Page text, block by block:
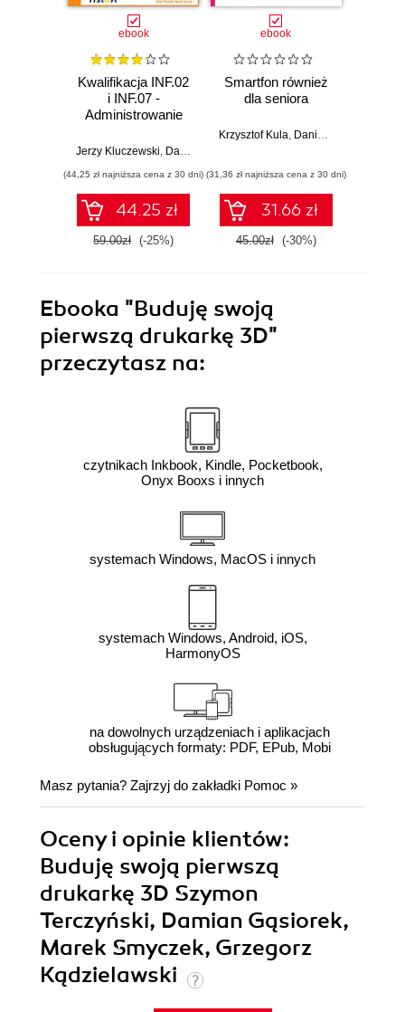
ebook
Kwalifikacja INF.02
i INF.07 -
Administrowanie
komputerowymi w
Packet Tracer w
przykładach i
ćwiczeniach Cz. I
Jerzy Kluczewski Damian Strojek
(44,25 zł najniższa cena z 30 dni)
44.25 zł
59.00zł (-25%)
ebook
Smartfon również
dla seniora
Krzysztof Kula Daniel Pliszka
(31,36 zł najniższa cena z 30 dni)
31.66 zł
45.00zł (-30%)
Ebooka "Buduję swoją
pierwszą drukarkę 3D"
przeczytasz na:
czytnikach Inkbook, Kindle, Pocketbook,
Onyx Booxs i innych
systemach Windows, MacOS i innych
systemach Windows, Android, iOS,
HarmonyOS
na dowolnych urządzeniach i aplikacjach
obsługujących formaty: PDF, EPub, Mobi
Masz pytania? Zajrzyj do zakładki Pomoc »
Oceny i opinie klientów:
Buduję swoją pierwszą
drukarkę 3D Szymon
Terczyński, Damian Gąsiorek,
Marek Smyczek, Grzegorz
Kądzielawski